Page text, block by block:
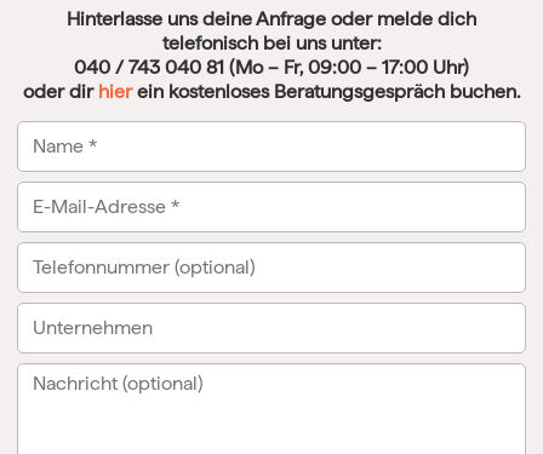
Hinterlasse uns deine Anfrage oder melde dich
telefonisch bei uns unter:
040 / 743 040 81 (Mo – Fr, 09:00 – 17:00 Uhr)
oder dir hierein kostenloses Beratungsgespräch buchen.